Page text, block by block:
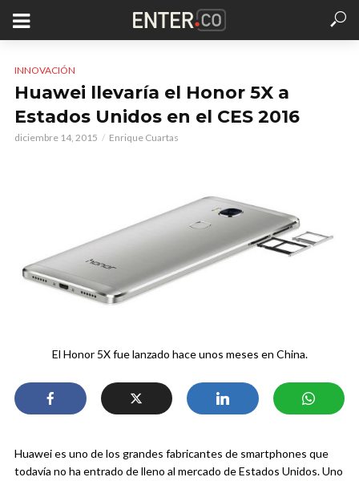
INNOVACIÓN
Huawei llevaría el Honor 5X a
Estados Unidos en el CES 2016
diciembre 14, 2015 Enrique Cuartas
El Honor 5X fue lanzado hace unos meses en China.
Huawei es uno de los grandes fabricantes de smartphones que
todavía no ha entrado de lleno al mercado de Estados Unidos. Uno